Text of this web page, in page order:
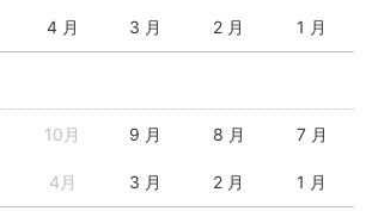
4 月 3 月 2 月 1 月
10月 9 月 8 月 7 月
4月 3 月 2 月 1 月